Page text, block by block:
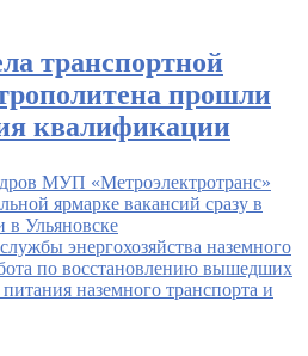
транспортной
прошли
квалификации
МУП «Метроэлектротранс»
ярмарке вакансий сразу в
в Ульяновске
энергохозяйства наземного
по восстановлению вышедших
наземного транспорта и